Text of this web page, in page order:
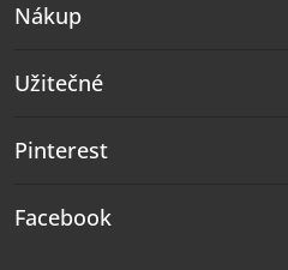
Nákup
Užitečné
Pinterest
Facebook